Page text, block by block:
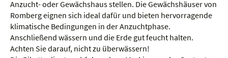
Anzucht- oder Gewächshaus stellen. Die Gewächshäuser von
Romberg eignen sich ideal dafür und bieten hervorragende
klimatische Bedingungen in der Anzuchtphase.
Anschließend wässern und die Erde gut feucht halten.
Achten Sie darauf, nicht zu überwässern!